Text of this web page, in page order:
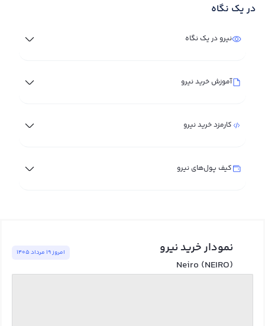
در یک نگاه
نیرو در یک نگاه
آموزش خرید نیرو
کارمزد خرید نیرو
کیف پول‌های نیرو
نمودار خرید نیرو
Neiro (NEIRO)
امروز ١٩ مرداد ١٤٠٥